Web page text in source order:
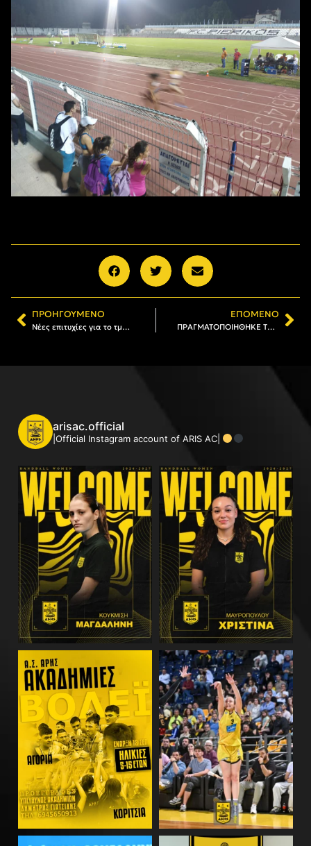
ΠΡΟΗΓΟΎΜΕΝΟ
Νέες επιτυχίες για το τμήμα Στίβου!
ΕΠΌΜΕΝΟ
ΠΡΑΓΜΑΤΟΠΟΙΗΘΗΚΕ ΤΟ ΠΑΝΕΛΛΗΝΙΟ ΠΡΩΤΑΘΛΗΜΑ ΣΤΙΒΟΥ ΣΤΑ ΤΡΙΚΑΛΑ
arisac.official
|Official Instagram account of ARIS AC|